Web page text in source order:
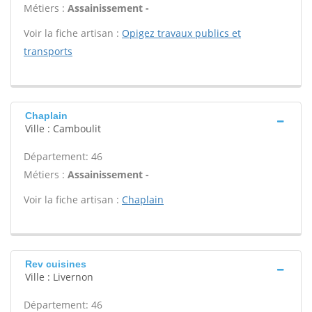
Métiers : Assainissement -
Voir la fiche artisan : Opigez travaux publics et
transports
Chaplain
Ville : Camboulit
Département: 46
Métiers : Assainissement -
Voir la fiche artisan : Chaplain
Rev cuisines
Ville : Livernon
Département: 46